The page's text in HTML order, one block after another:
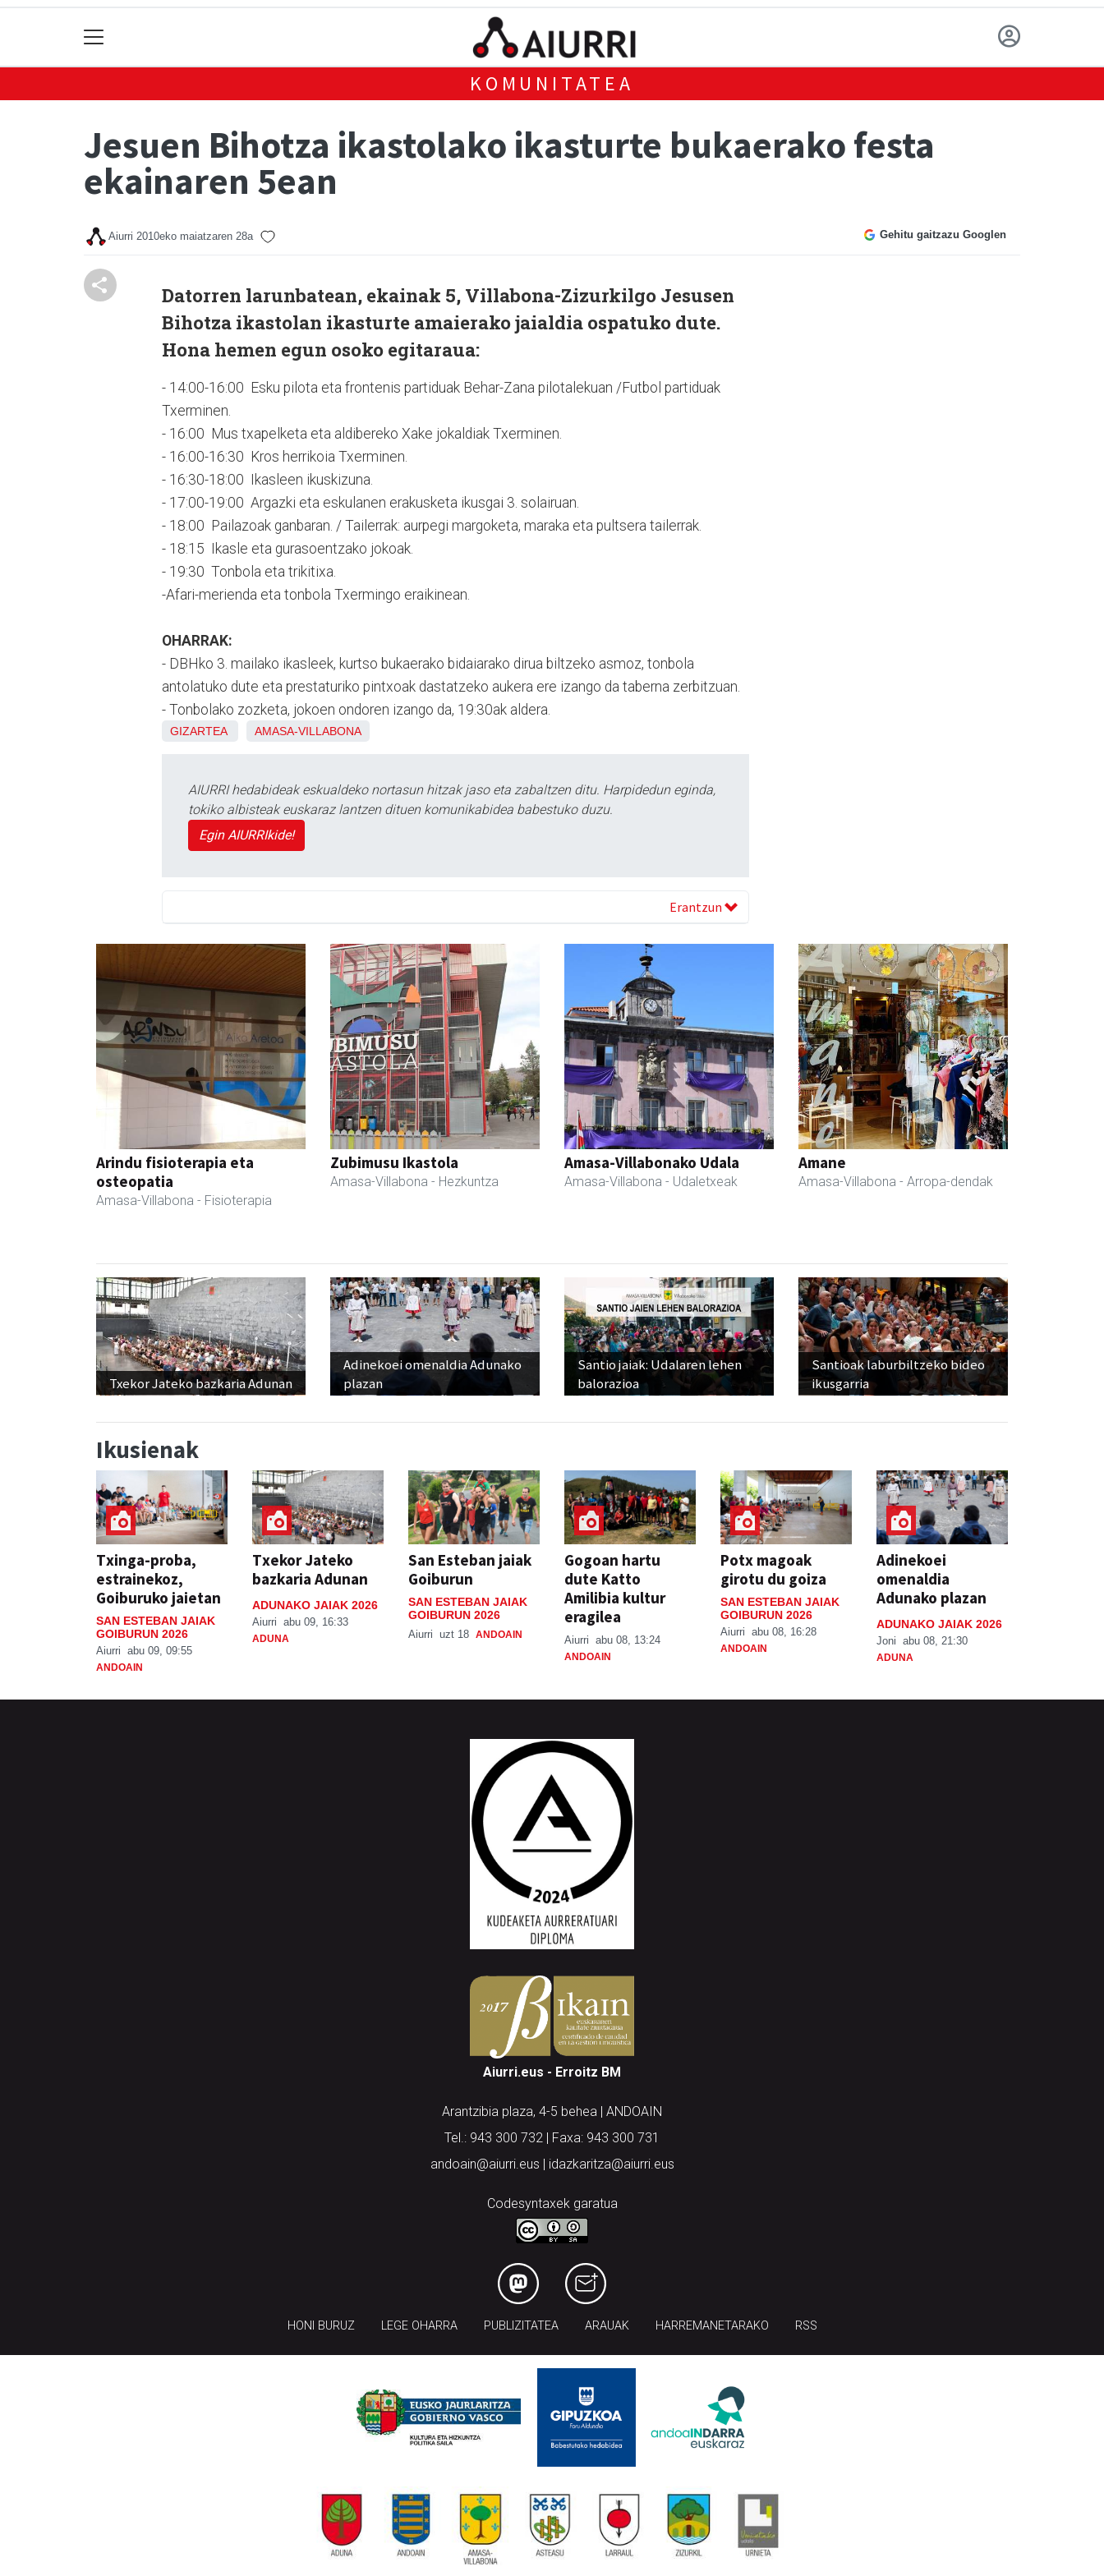
KOMUNITATEA
Jesuen Bihotza ikastolako ikasturte bukaerako festa
ekainaren 5ean
Aiurri 2010eko maiatzaren 28a Gehitu gaitzazu Googlen
Datorren larunbatean, ekainak 5, Villabona-Zizurkilgo Jesusen
Bihotza ikastolan ikasturte amaierako jaialdia ospatuko dute.
Hona hemen egun osoko egitaraua:
- 14:00-16:00 Esku pilota eta frontenis partiduak Behar-Zana pilotalekuan /Futbol partiduak
Txerminen.
- 16:00 Mus txapelketa eta aldibereko Xake jokaldiak Txerminen.
- 16:00-16:30 Kros herrikoia Txerminen.
- 16:30-18:00 Ikasleen ikuskizuna.
- 17:00-19:00 Argazki eta eskulanen erakusketa ikusgai 3. solairuan.
- 18:00 Pailazoak ganbaran. / Tailerrak: aurpegi margoketa, maraka eta pultsera tailerrak.
- 18:15 Ikasle eta gurasoentzako jokoak.
- 19:30 Tonbola eta trikitixa.
-Afari-merienda eta tonbola Txermingo eraikinean.
OHARRAK:
- DBHko 3. mailako ikasleek, kurtso bukaerako bidaiarako dirua biltzeko asmoz, tonbola
antolatuko dute eta prestaturiko pintxoak dastatzeko aukera ere izango da taberna zerbitzuan.
- Tonbolako zozketa, jokoen ondoren izango da, 19:30ak aldera.
GIZARTEA AMASA-VILLABONA
AIURRI hedabideak eskualdeko nortasun hitzak jaso eta zabaltzen ditu. Harpidedun eginda,
tokiko albisteak euskaraz lantzen dituen komunikabidea babestuko duzu.
Egin AIURRIkide!
Erantzun
Arindu fisioterapia eta
osteopatia
Amasa-Villabona - Fisioterapia
Zubimusu Ikastola
Amasa-Villabona - Hezkuntza
Amasa-Villabonako Udala
Amasa-Villabona - Udaletxeak
Amane
Amasa-Villabona - Arropa-dendak
Txekor Jateko bazkaria Adunan
Adinekoei omenaldia Adunako
plazan
Santio jaiak: Udalaren lehen
balorazioa
Santioak laburbiltzeko bideo
ikusgarria
Ikusienak
Txinga-proba,
estrainekoz,
Goiburuko jaietan
SAN ESTEBAN JAIAK
GOIBURUN 2026
Aiurri abu 09, 09:55
ANDOAIN
Txekor Jateko
bazkaria Adunan
ADUNAKO JAIAK 2026
Aiurri abu 09, 16:33
ADUNA
San Esteban jaiak
Goiburun
SAN ESTEBAN JAIAK
GOIBURUN 2026
Aiurri uzt 18 ANDOAIN
Gogoan hartu
dute Katto
Amilibia kultur
eragilea
Aiurri abu 08, 13:24
ANDOAIN
Potx magoak
girotu du goiza
SAN ESTEBAN JAIAK
GOIBURUN 2026
Aiurri abu 08, 16:28
ANDOAIN
Adinekoei
omenaldia
Adunako plazan
ADUNAKO JAIAK 2026
Joni abu 08, 21:30
ADUNA
Aiurri.eus - Erroitz BM
Arantzibia plaza, 4-5 behea | ANDOAIN
Tel.: 943 300 732 | Faxa: 943 300 731
andoain@aiurri.eus | idazkaritza@aiurri.eus
Codesyntaxek garatua
HONI BURUZ LEGE OHARRA PUBLIZITATEA ARAUAK HARREMANETARAKO RSS